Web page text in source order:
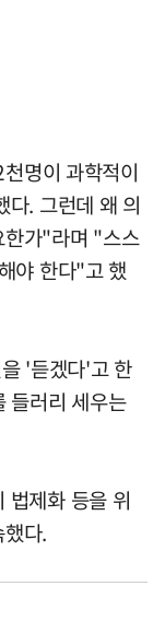
명이 과학적이
다. 그런데 왜 의
한가"라며 "스스
야 한다"고 했
'듣겠다'고 한
들러리 세우는
법제화 등을 위
다.